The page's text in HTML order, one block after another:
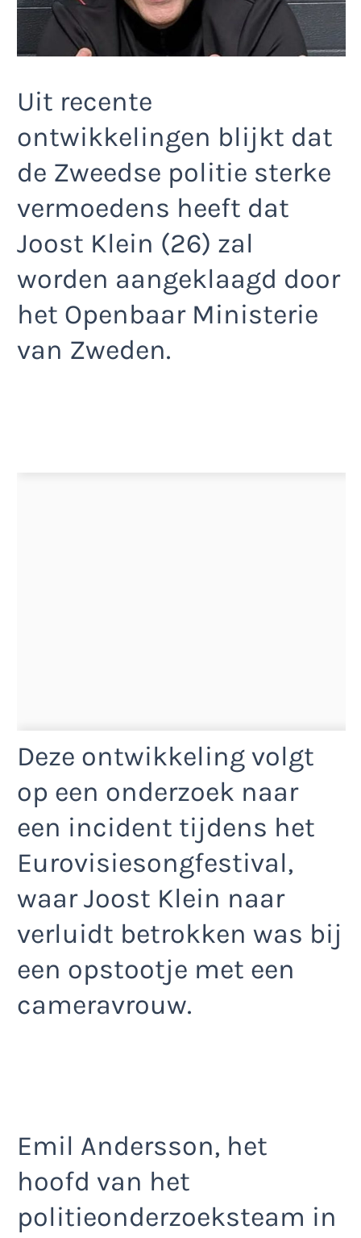
Uit recente
ontwikkelingen blijkt dat
de Zweedse politie sterke
vermoedens heeft dat
Joost Klein (26) zal
worden aangeklaagd door
het Openbaar Ministerie
van Zweden.
Deze ontwikkeling volgt
op een onderzoek naar
een incident tijdens het
Eurovisiesongfestival,
waar Joost Klein naar
verluidt betrokken was bij
een opstootje met een
cameravrouw.
Emil Andersson, het
hoofd van het
politieonderzoeksteam in